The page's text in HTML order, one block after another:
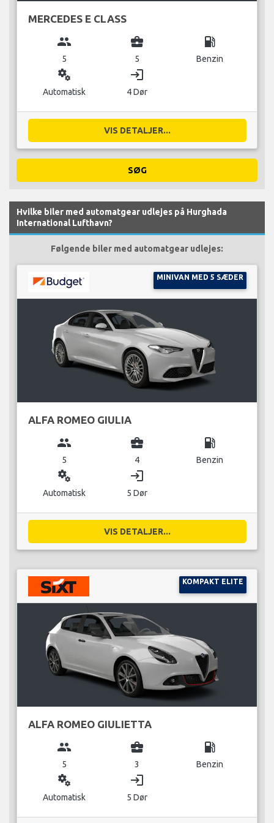
MERCEDES E CLASS
group
5
business_center
5
local_gas_station
Benzin
miscellaneous_services
Automatisk
login
4 Dør
VIS DETALJER...
SØG
Hvilke biler med automatgear udlejes på Hurghada
International Lufthavn?
Følgende biler med automatgear udlejes:
MINIVAN MED 5 SÆDER
ALFA ROMEO GIULIA
group
5
business_center
4
local_gas_station
Benzin
miscellaneous_services
Automatisk
login
5 Dør
VIS DETALJER...
KOMPAKT ELITE
ALFA ROMEO GIULIETTA
group
5
business_center
3
local_gas_station
Benzin
miscellaneous_services
Automatisk
login
5 Dør